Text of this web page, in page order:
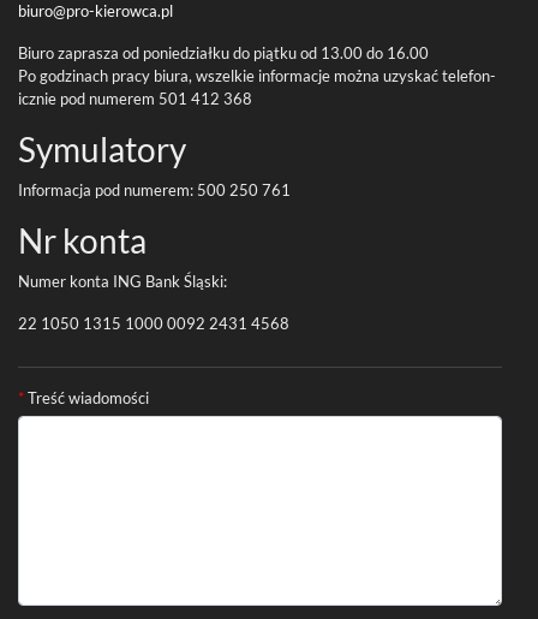
biuro@pro-kierowca.pl
Biuro zaprasza od poniedzi­ałku do piątku od 13.00do 16.00
Po godz­i­nach pracy biura, wszelkie infor­ma­cje można uzyskać tele­fon­
icznie pod numerem 501 412 368
Symu­la­tory
Infor­ma­cja pod numerem: 500 250761
Nr konta
Numer konta ING Bank Śląski:
22 1050 1315 10000092 2431 4568
Formularz kontaktowy
*Treść wiadomości